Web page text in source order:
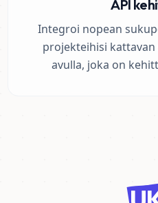
API
Integroi nopean
projekteihisi
avulla, joka on